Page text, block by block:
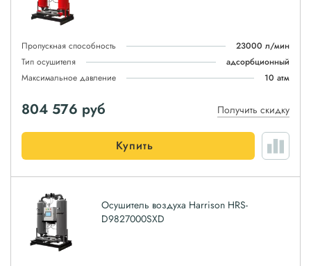
Пропускная способность
23000 л/мин
Тип осушителя
адсорбционный
Максимальное давление
10 атм
804 576 руб Получить скидку
Купить
Осушитель воздуха Harrison HRS-
D9827000SXD